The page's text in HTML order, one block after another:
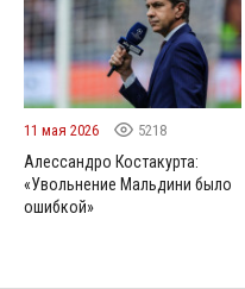
11 мая 2026 5218
Алессандро Костакурта:
«Увольнение Мальдини было
ошибкой»